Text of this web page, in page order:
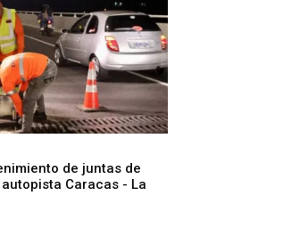
de juntas de
Caracas - La